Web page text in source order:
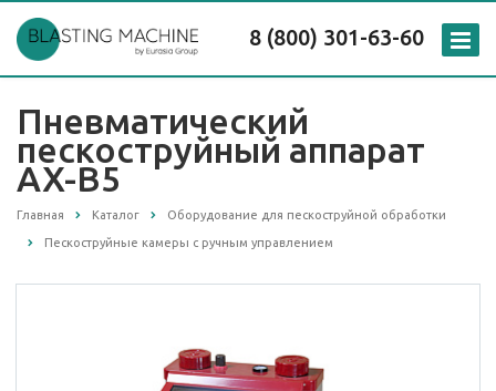
8 (800) 301-63-60
Пневматический
пескоструйный аппарат
AX-B5
Главная Каталог Оборудование для пескоструйной обработки
Пескоструйные камеры с ручным управлением